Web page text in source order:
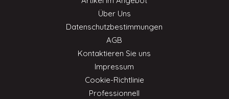
Über Uns
Datenschutzbestimmungen
AGB
Kontaktieren Sie uns
Impressum
Cookie-Richtlinie
Professionnell